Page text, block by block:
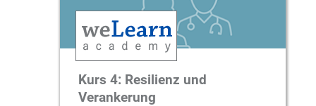
Kurs 4: Resilienz und
Verankerung